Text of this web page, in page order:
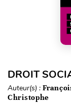
DROIT
Auteur(s) :
Christophe